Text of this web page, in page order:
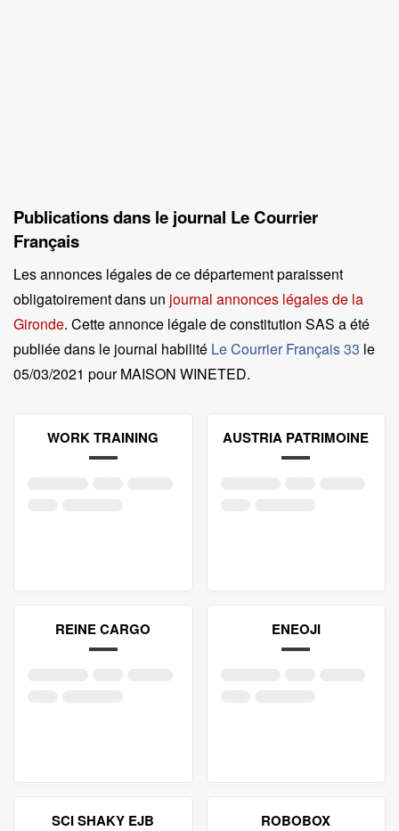
Publications dans le journal Le Courrier
Français
Les annonces légales de ce département paraissent
obligatoirement dans un journal annonces légales de la
Gironde. Cette annonce légale de constitution SAS a été
publiée dans le journal habilité Le Courrier Français 33 le
05/03/2021 pour MAISON WINETED.
WORK TRAINING AUSTRIA PATRIMOINE
REINE CARGO ENEOJI
SCI SHAKY EJB ROBOBOX